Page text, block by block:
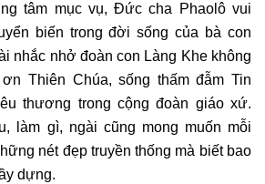
tâm mục vụ, Đức cha Phaolô vui
biến trong đời sống của bà con
nhắc nhở đoàn con Làng Khe không
Thiên Chúa, sống thấm đẫm Tin
thương trong cộng đoàn giáo xứ.
làm gì, ngài cũng mong muốn mỗi
nét đẹp truyền thống mà biết bao
dựng.